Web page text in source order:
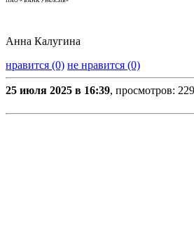
Анна Калугина
нравится (0) не нравится (0)
25 июля 2025 в 16:39, просмотров: